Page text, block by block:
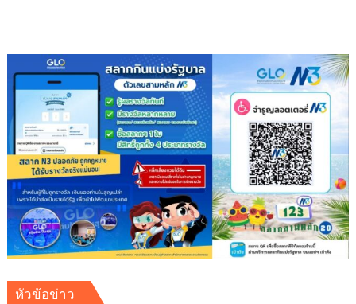
เสริม
ความ
มั่นคง
ระบบ
สาธารณูปโภค
รองรับ
การ
เติบโต
เขต
พัฒนา
พิเศษ
ภาค
ตะวัน
หัวข้อข่าว